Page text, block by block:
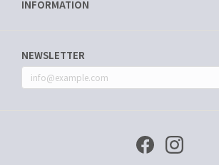
INFORMATION
NEWSLETTER